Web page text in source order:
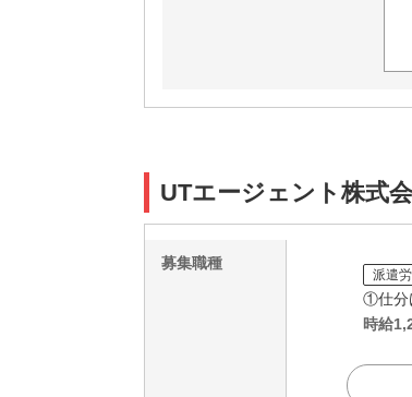
UTエージェント株式
募集職種
派遣
①仕分
時給